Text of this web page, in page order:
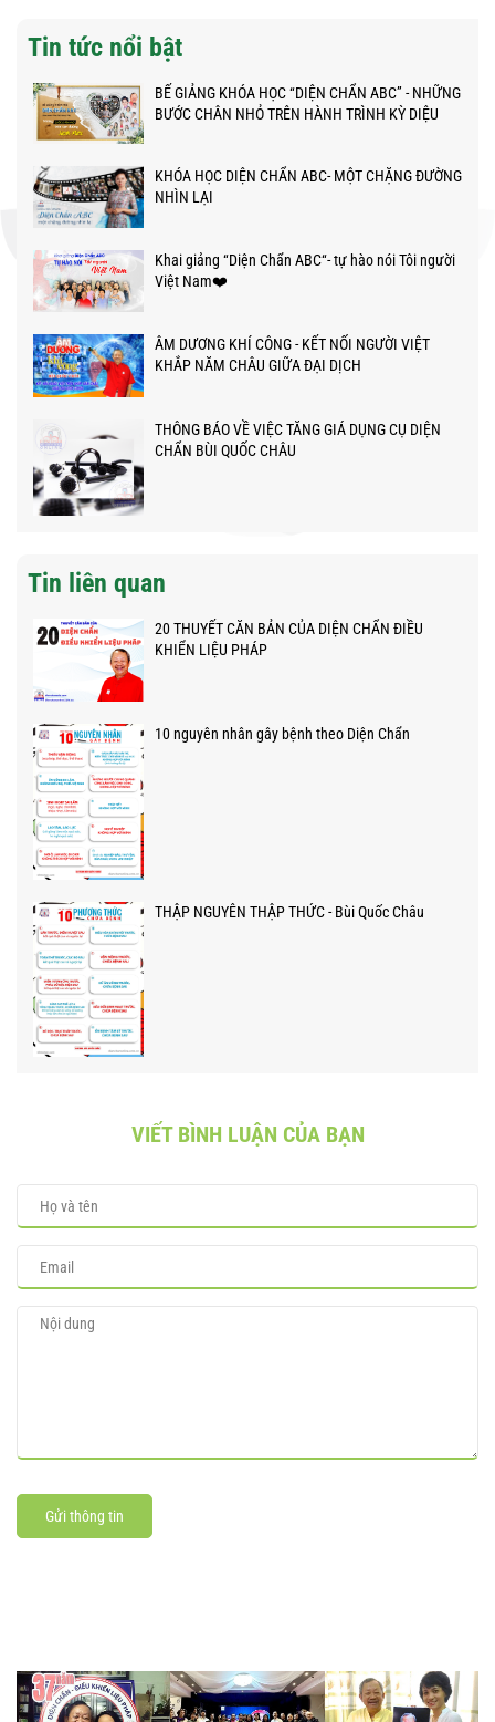
Tin tức nổi bật
BẾ GIẢNG KHÓA HỌC “DIỆN CHẨN ABC” - NHỮNG
BƯỚC CHÂN NHỎ TRÊN HÀNH TRÌNH KỲ DIỆU
KHÓA HỌC DIỆN CHẨN ABC- MỘT CHẶNG ĐƯỜNG
NHÌN LẠI
Khai giảng “Diện Chẩn ABC“- tự hào nói Tôi người
Việt Nam❤️
ÂM DƯƠNG KHÍ CÔNG - KẾT NỐI NGƯỜI VIỆT
KHẮP NĂM CHÂU GIỮA ĐẠI DỊCH
THÔNG BÁO VỀ VIỆC TĂNG GIÁ DỤNG CỤ DIỆN
CHẨN BÙI QUỐC CHÂU
Tin liên quan
20 THUYẾT CĂN BẢN CỦA DIỆN CHẨN ĐIỀU
KHIỂN LIỆU PHÁP
10 nguyên nhân gây bệnh theo Diện Chẩn
THẬP NGUYÊN THẬP THỨC - Bùi Quốc Châu
VIẾT BÌNH LUẬN CỦA BẠN
Gửi thông tin